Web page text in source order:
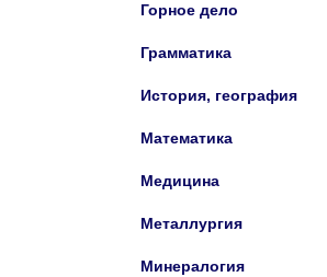
Горное дело
Грамматика
История, география
Математика
Медицина
Металлургия
Минералогия